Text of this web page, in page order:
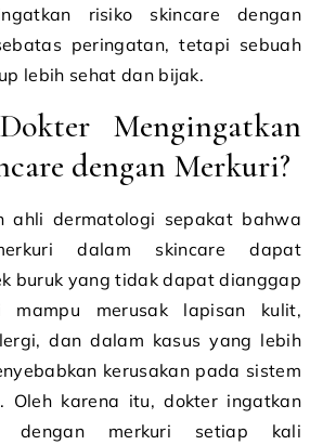
risiko skincare dengan
peringatan, tetapi sebuah
lebih sehat dan bijak.
Mengingatkan
dengan Merkuri?
ahli dermatologi sepakat bahwa
dalam skincare dapat
buruk yang tidak dapat dianggap
mampu merusak lapisan kulit,
dan dalam kasus yang lebih
kerusakan pada sistem
Oleh karena itu, dokter ingatkan
dengan merkuri setiap kali